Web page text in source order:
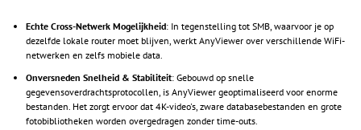
Echte Cross-Netwerk Mogelijkheid: In tegenstelling tot SMB, waarvoor je op
dezelfde lokale router moet blijven, werkt AnyViewer over verschillende WiFi-
netwerken en zelfs mobiele data.
Onversneden Snelheid & Stabiliteit: Gebouwd op snelle
gegevensoverdrachtsprotocollen, is AnyViewer geoptimaliseerd voor enorme
bestanden. Het zorgt ervoor dat 4K-video's, zware databasebestanden en grote
fotobibliotheken worden overgedragen zonder time-outs.